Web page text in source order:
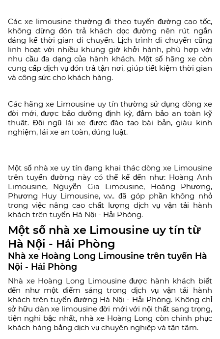
Các xe limousine thường đi theo tuyến đường cao tốc,
không dừng đón trả khách dọc đường nên rút ngắn
đáng kể thời gian di chuyển. Lịch trình di chuyển cũng
linh hoạt với nhiều khung giờ khởi hành, phù hợp với
nhu cầu đa dạng của hành khách. Một số hãng xe còn
cung cấp dịch vụ đón trả tận nơi, giúp tiết kiệm thời gian
và công sức cho khách hàng.
Các hãng xe Limousine uy tín thường sử dụng dòng xe
đời mới, được bảo dưỡng định kỳ, đảm bảo an toàn kỹ
thuật. Đội ngũ lái xe được đào tạo bài bản, giàu kinh
nghiệm, lái xe an toàn, đúng luật.
Một số nhà xe uy tín đang khai thác dòng xe Limousine
trên tuyến đường này có thể kể đến như: Hoàng Anh
Limousine, Nguyễn Gia Limousine, Hoàng Phương,
Phương Huy Limousine, v.v.. đã góp phần không nhỏ
trong việc nâng cao chất lượng dịch vụ vận tải hành
khách trên tuyến Hà Nội - Hải Phòng.
Một số nhà xe Limousine uy tín từ
Hà Nội - Hải Phòng
Nhà xe Hoàng Long Limousine trên tuyến Hà
Nội - Hải Phòng
Nhà xe Hoàng Long Limousine được hành khách biết
đến như một điểm sáng trong dịch vụ vận tải hành
khách trên tuyến đường Hà Nội - Hải Phòng. Không chỉ
sở hữu dàn xe limousine đời mới với nội thất sang trọng,
tiện nghi bậc nhất, nhà xe Hoàng Long còn chinh phục
khách hàng bằng dịch vụ chuyên nghiệp và tận tâm.